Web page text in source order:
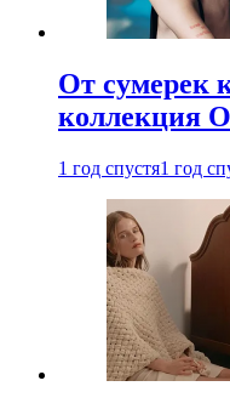
От сумерек
коллекция
1 год спустя1 год